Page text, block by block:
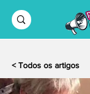
< Todos os artigos